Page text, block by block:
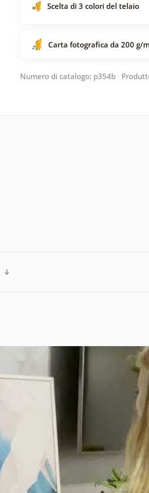
Scelta di 3 colori del telaio
Carta fotografica da 200 g/
Numero di catalogo: p354b